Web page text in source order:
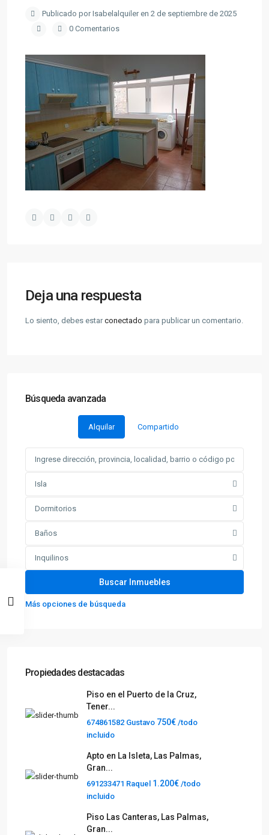
Publicado por Isabelalquiler en 2 de septiembre de 2025
0 Comentarios
Deja una respuesta
Lo siento, debes estarconectado para publicar un comentario.
Búsqueda avanzada
Alquilar Compartido
Isla
Dormitorios
Baños
Inquilinos
Más opciones de búsqueda
Propiedades destacadas
Piso en el Puerto de la Cruz,
Tener...
674861582 Gustavo 750€ /todo
incluido
Apto en La Isleta, Las Palmas,
Gran...
691233471 Raquel 1.200€ /todo
incluido
Piso Las Canteras, Las Palmas,
Gran...